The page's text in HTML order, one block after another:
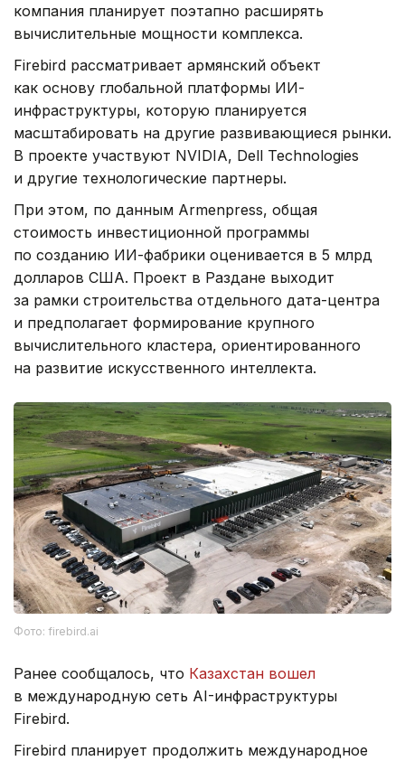
компания планирует поэтапно расширять
вычислительные мощности комплекса.
Firebird рассматривает армянский объект
как основу глобальной платформы ИИ-
инфраструктуры, которую планируется
масштабировать на другие развивающиеся рынки.
В проекте участвуют NVIDIA, Dell Technologies
и другие технологические партнеры.
При этом, по данным Armenpress, общая
стоимость инвестиционной программы
по созданию ИИ-фабрики оценивается в 5 млрд
долларов США. Проект в Раздане выходит
за рамки строительства отдельного дата-центра
и предполагает формирование крупного
вычислительного кластера, ориентированного
на развитие искусственного интеллекта.
Фото: firebird.ai
Ранее сообщалось, что Казахстан вошел
в международную сеть AI-инфраструктуры
Firebird.
Firebird планирует продолжить международное